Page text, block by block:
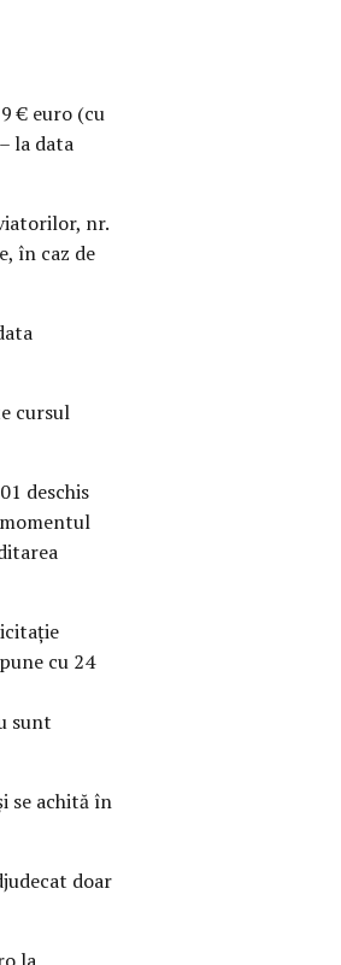
€ euro (cu
la data
nr.
în caz de
cursul
deschis
cu 24
sunt
se achită în
doar